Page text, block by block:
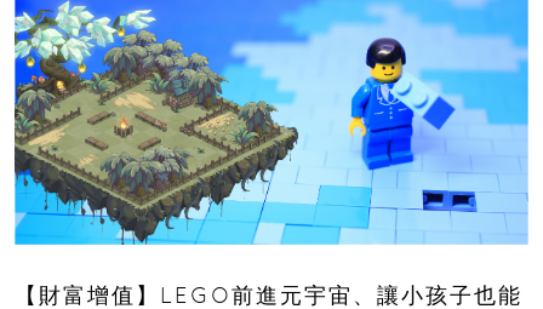
【財富增值】LEGO前進元宇宙、讓小孩子也能